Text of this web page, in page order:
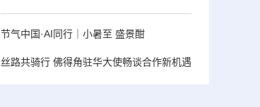
节气中国·AI同行｜小暑至 盛景酣
丝路共骑行 佛得角驻华大使畅谈合作新机遇